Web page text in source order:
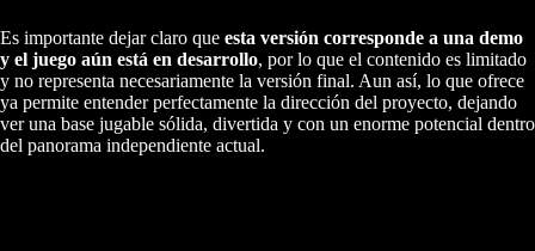
Es importante dejar claro que esta versión corresponde a una demo
y el juego aún está en desarrollo, por lo que el contenido es limitado
y no representa necesariamente la versión final. Aun así, lo que ofrece
ya permite entender perfectamente la dirección del proyecto, dejando
ver una base jugable sólida, divertida y con un enorme potencial dentro
del panorama independiente actual.